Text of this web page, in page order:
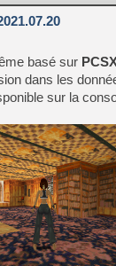
basé sur
dans les
sur la